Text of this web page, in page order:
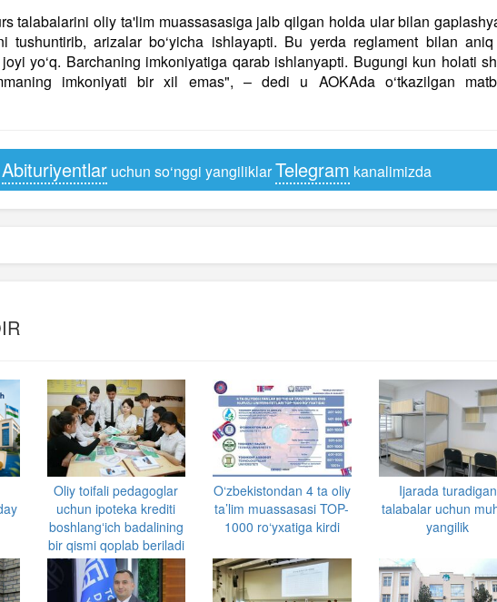
talabalarini oliy ta'lim muassasasiga jalb qilgan holda ular bilan
tushuntirib, arizalar bo‘yicha ishlayapti. Bu yerda reglament bilan
yo‘q. Barchaning imkoniyatiga qarab ishlanyapti. Bugungi kun holati
imkoniyati bir xil emas", – dedi u AOKAda o‘tkazilgan
Abituriyentlaruchun so‘nggi yangiliklarTelegram kanalimizda
Oliy toifali pedagoglar
uchun ipoteka krediti
boshlangʻich badalining
bir qismi qoplab beriladi
O‘zbekistondan 4 ta oliy
ta’lim muassasasi TOP-
1000 ro‘yxatiga kirdi
Ijarada turadigan
talabalar uchun
yangilik